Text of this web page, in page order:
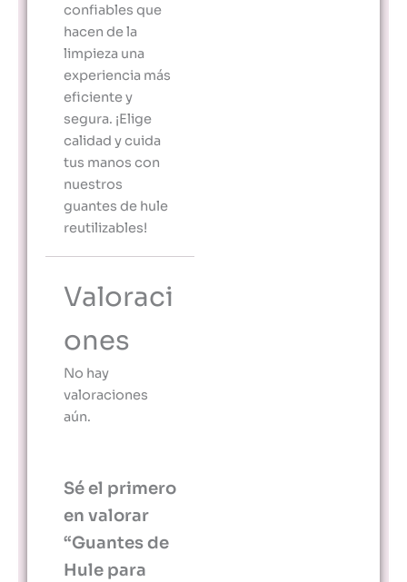
confiables que
hacen de la
limpieza una
experiencia más
eficiente y
segura. ¡Elige
calidad y cuida
tus manos con
nuestros
guantes de hule
reutilizables!
Valoraci
ones
No hay
valoraciones
aún.
Sé el primero
en valorar
“Guantes de
Hule para